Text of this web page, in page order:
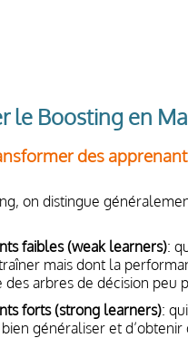
le Boosting en
des
on distingue
faibles (weak learners):
mais dont la
des arbres de décision peu
forts (strong learners):
généraliser et